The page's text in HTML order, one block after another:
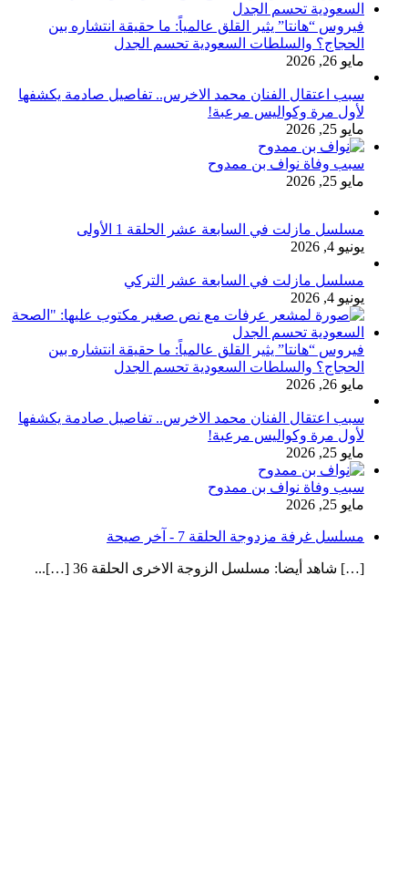
فيروس “هانتا” يثير القلق عالمياً: ما حقيقة انتشاره بين
الحجاج؟ والسلطات السعودية تحسم الجدل
مايو 26, 2026
سبب اعتقال الفنان محمد الاخرس.. تفاصيل صادمة يكشفها
لأول مرة وكواليس مرعبة!
مايو 25, 2026
سبب وفاة نواف بن ممدوح
مايو 25, 2026
مسلسل مازلت في السابعة عشر الحلقة 1 الأولى
يونيو 4, 2026
مسلسل مازلت في السابعة عشر التركي
يونيو 4, 2026
فيروس “هانتا” يثير القلق عالمياً: ما حقيقة انتشاره بين
الحجاج؟ والسلطات السعودية تحسم الجدل
مايو 26, 2026
سبب اعتقال الفنان محمد الاخرس.. تفاصيل صادمة يكشفها
لأول مرة وكواليس مرعبة!
مايو 25, 2026
سبب وفاة نواف بن ممدوح
مايو 25, 2026
مسلسل غرفة مزدوجة الحلقة 7 - آخر صيحة
[…] شاهد أيضا: مسلسل الزوجة الاخرى الحلقة 36 […]...